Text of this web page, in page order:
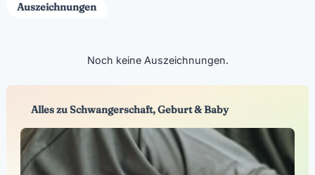
Auszeichnungen
Noch keine Auszeichnungen.
Alles zu Schwangerschaft, Geburt & Baby